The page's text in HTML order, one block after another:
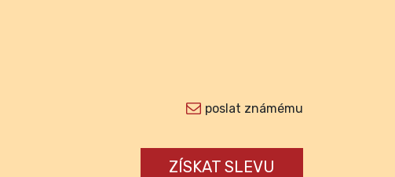
poslat známému
ZÍSKAT SLEVU